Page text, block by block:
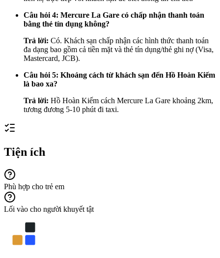
Câu hỏi 4: Mercure La Gare có chấp nhận thanh toán
bằng thẻ tín dụng không?
Trả lời: Có. Khách sạn chấp nhận các hình thức thanh toán
đa dạng bao gồm cả tiền mặt và thẻ tín dụng/thẻ ghi nợ (Visa,
Mastercard, JCB).
Câu hỏi 5: Khoảng cách từ khách sạn đến Hồ Hoàn Kiếm
là bao xa?
Trả lời: Hồ Hoàn Kiếm cách Mercure La Gare khoảng 2km,
tương đương 5-10 phút đi taxi.
Tiện ích
Phù hợp cho trẻ em
Lối vào cho người khuyết tật